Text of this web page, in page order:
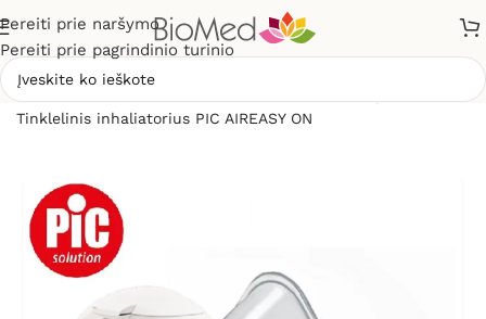
Pereiti prie naršymo
Pereiti prie pagrindinio turinio
Tinklelinis inhaliatorius PIC AIREASY ON